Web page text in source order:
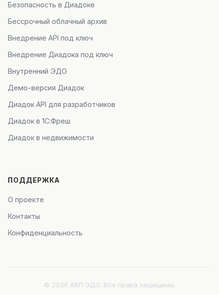
Безопасность в Диадоке
Бессрочный облачный архив
Внедрение API под ключ
Внедрение Диадока под ключ
Внутренний ЭДО
Демо-версия Диадок
Диадок API для разработчиков
Диадок в 1С:Фреш
Диадок в недвижимости
ПОДДЕРЖКА
О проекте
Контакты
Конфиденциальность
© 2026 АВП ЭДО. Все права защищены.